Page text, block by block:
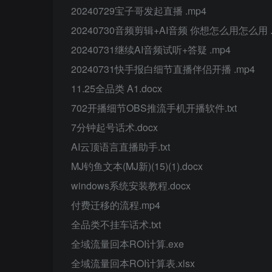
20240729宝子哥发起直播 .mp4
20240730音频剪辑+AI音频 你想怎么用怎么用
20240731继续AI音频试听+答疑 .mp4
20240731快手报白细节直播伴侣开播 .mp4
11.25全品类 A1.docx
702开播细节OBS推流手机开播软件.txt
7分钟起号话术.docx
AI云顶语言直播助手.txt
MJ钓鱼文本(MJ新)(15)(1).docx
windows系统安装教程.docx
付费迁移的流程.mp4
全品类不挂车话术.txt
全域流量回本ROI计算.exe
全域流量回本ROI计算表.xlsx